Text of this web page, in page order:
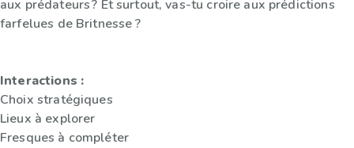
aux prédateurs ? Et surtout, vas-tu croire aux prédictions
farfelues de Britnesse ?
Interactions :
Choix stratégiques
Lieux à explorer
Fresques à compléter